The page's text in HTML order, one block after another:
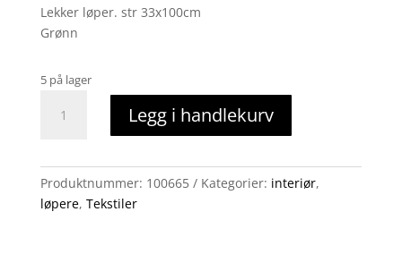
Lekker løper. str 33x100cm
Grønn
5 på lager
grønn
bikubemønster
Legg i handlekurv
Produktnummer: 100665 Kategorier: interiør,
løpere, Tekstiler